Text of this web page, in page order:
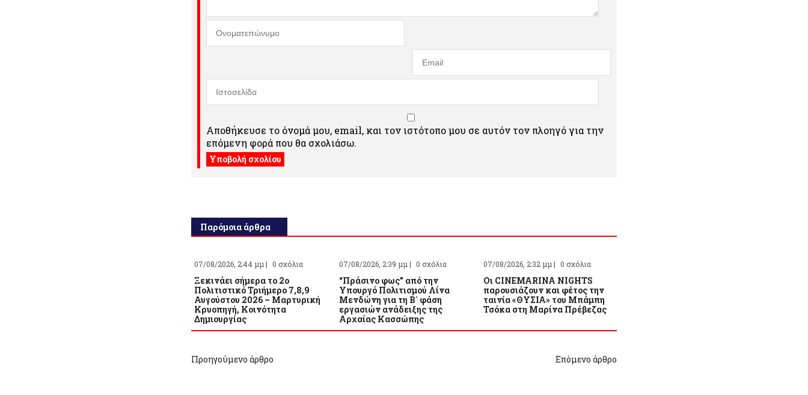
Αποθήκευσε το όνομά μου, email, και τον ιστότοπο μου σε αυτόν τον πλοηγό για την
επόμενη φορά που θα σχολιάσω.
Παρόμοια άρθρα
07/08/2026, 2:44 μμ | 0 σχόλια
Ξεκινάει σήμερα το 2ο
Πολιτιστικό Τριήμερο 7,8,9
Αυγούστου 2026 – Μαρτυρική
Κρυοπηγή, Κοινότητα
Δημιουργίας
07/08/2026, 2:39 μμ | 0 σχόλια
“Πράσινο φως” από την
Υπουργό Πολιτισμού Λίνα
Μενδώνη για τη Β΄ φάση
εργασιών ανάδειξης της
Αρχαίας Κασσώπης
07/08/2026, 2:32 μμ | 0 σχόλια
Οι CINEMARINA NIGHTS
παρουσιάζουν και φέτος την
ταινία «ΘΥΣΙΑ» του Μπάμπη
Τσόκα στη Μαρίνα Πρέβεζας
Προηγούμενο άρθρο Επόμενο άρθρο